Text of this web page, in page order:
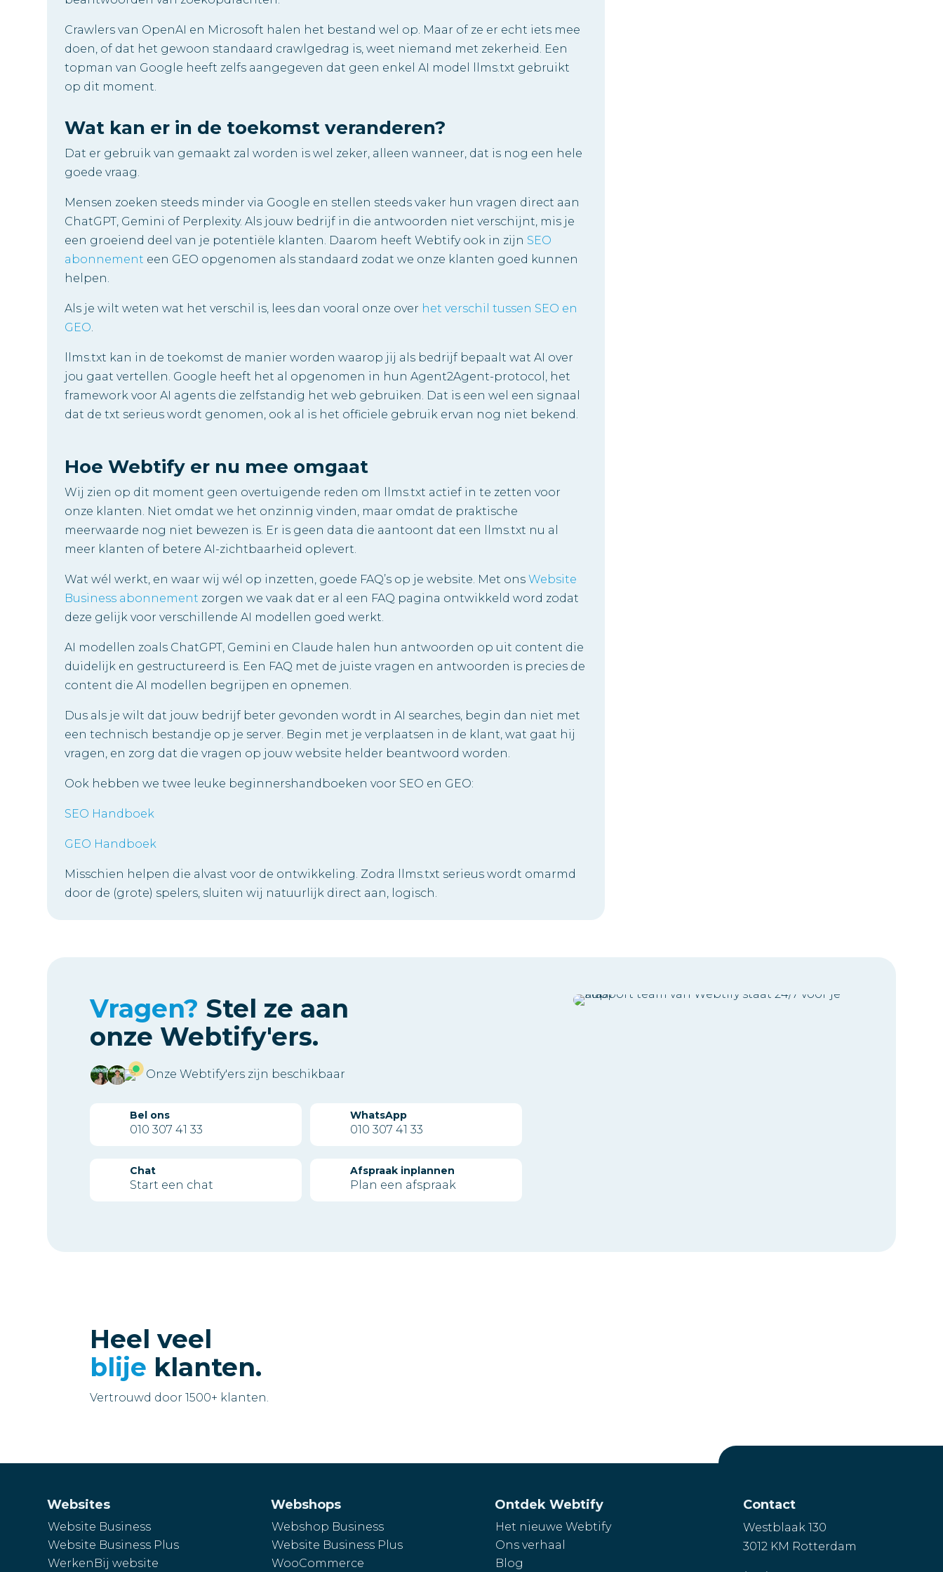
Crawlers van OpenAI en Microsoft halen het bestand wel op. Maar of ze er echt iets mee
doen, of dat het gewoon standaard crawlgedrag is, weet niemand met zekerheid. Een
topman van Google heeft zelfs aangegeven dat geen enkel AI model llms.txt gebruikt
op dit moment.
Wat kan er in de toekomst veranderen?
Dat er gebruik van gemaakt zal worden is wel zeker, alleen wanneer, dat is nog een hele
goede vraag.
Mensen zoeken steeds minder via Google en stellen steeds vaker hun vragen direct aan
ChatGPT, Gemini of Perplexity. Als jouw bedrijf in die antwoorden niet verschijnt, mis je
een groeiend deel van je potentiële klanten. Daarom heeft Webtify ook in zijn SEO
abonnement een GEO opgenomen als standaard zodat we onze klanten goed kunnen
helpen.
Als je wilt weten wat het verschil is, lees dan vooral onze over het verschil tussen SEO en
GEO
llms.txt kan in de toekomst de manier worden waarop jij als bedrijf bepaalt wat AI over
jou gaat vertellen. Google heeft het al opgenomen in hun Agent2Agent-protocol, het
framework voor AI agents die zelfstandig het web gebruiken. Dat is een wel een signaal
dat de txt serieus wordt genomen, ook al is het officiele gebruik ervan nog niet bekend.
Hoe Webtify er nu mee omgaat
Wij zien op dit moment geen overtuigende reden om llms.txt actief in te zetten voor
onze klanten. Niet omdat we het onzinnig vinden, maar omdat de praktische
meerwaarde nog niet bewezen is. Er is geen data die aantoont dat een llms.txt nu al
meer klanten of betere AI-zichtbaarheid oplevert.
Wat wél werkt, en waar wij wél op inzetten, goede FAQ’s op je website. Met onsWebsite
Business abonnement zorgen we vaak dat er al een FAQ pagina ontwikkeld word zodat
deze gelijk voor verschillende AI modellen goed werkt.
AI modellen zoals ChatGPT, Gemini en Claude halen hun antwoorden op uit content die
duidelijk en gestructureerd is. Een FAQ met de juiste vragen en antwoorden is precies de
content die AI modellen begrijpen en opnemen.
Dus als je wilt dat jouw bedrijf beter gevonden wordt in AI searches, begin dan niet met
een technisch bestandje op je server. Begin met je verplaatsen in de klant, wat gaat hij
vragen, en zorg dat die vragen op jouw website helder beantwoord worden.
Ook hebben we twee leuke beginnershandboeken voor SEO en GEO:
SEO Handboek
GEO Handboek
Misschien helpen die alvast voor de ontwikkeling. Zodra llms.txt serieus wordt omarmd
door de (grote) spelers, sluiten wij natuurlijk direct aan, logisch.
Vragen? Stel ze aan
onze Webtify'ers.
Onze Webtify'ers zijn beschikbaar
Bel ons
010 307 41 33
WhatsApp
010 307 41 33
Chat
Start een chat
Afspraak inplannen
Plan een afspraak
Heel veel
blije klanten.
Vertrouwd door 1500+ klanten.
Websites
Website Business
Website Business Plus
WerkenBij website
Webshops
Webshop Business
Website Business Plus
WooCommerce
Ontdek Webtify
Het nieuwe Webtify
Ons verhaal
Blog
Contact
Westblaak 130
3012 KM Rotterdam